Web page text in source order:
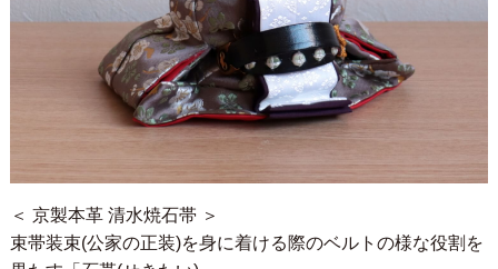
＜ 京製本革 清水焼石帯 ＞
束帯装束(公家の正装)を身に着ける際のベルトの様な役割を